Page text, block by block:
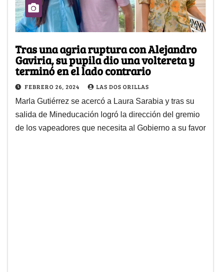
Tras una agria ruptura con Alejandro
Gaviria, su pupila dio una voltereta y
terminó en el lado contrario
FEBRERO 26, 2024 LAS DOS ORILLAS
Marla Gutiérrez se acercó a Laura Sarabia y tras su
salida de Mineducación logró la dirección del gremio
de los vapeadores que necesita al Gobierno a su favor